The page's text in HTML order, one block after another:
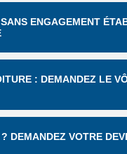
ENGAGEMENT
: DEMANDEZ LE
DEMANDEZ VOTRE